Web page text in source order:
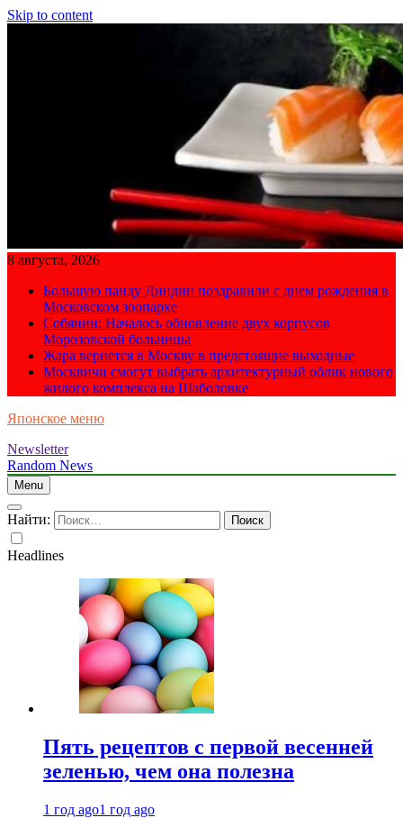
Skip to content
8 августа, 2026
Большую панду Диндин поздравили с днем рождения в
Московском зоопарке
Собянин: Началось обновление двух корпусов
Морозовской больницы
Жара вернется в Москву в предстоящие выходные
Москвичи смогут выбрать архитектурный облик нового
жилого комплекса на Шаболовке
Японское меню
Newsletter
Random News
Menu
Найти:
Headlines
Пять рецептов с первой весенней
зеленью, чем она полезна
1 год ago1 год ago